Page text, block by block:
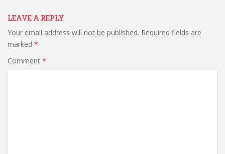
LEAVE A REPLY
Your email address will not be published. Required fields are
marked *
Comment *